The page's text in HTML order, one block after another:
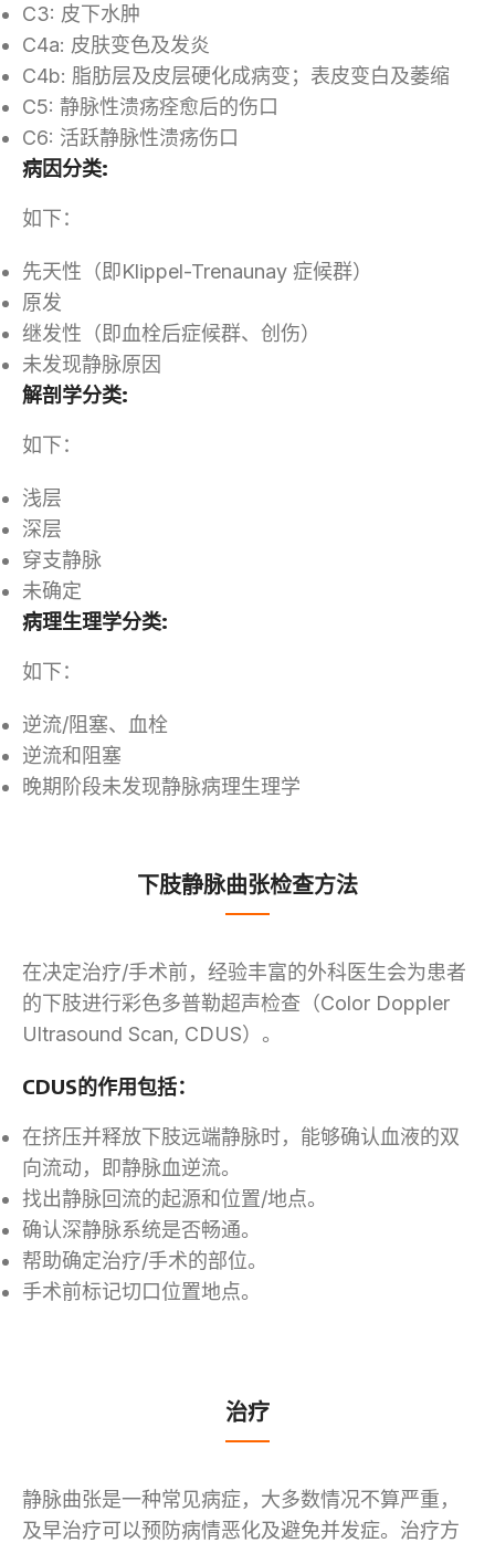
C3: 皮下水肿
C4a: 皮肤变色及发炎
C4b: 脂肪层及皮层硬化成病变；表皮变白及萎缩
C5: 静脉性溃疡痊愈后的伤口
C6: 活跃静脉性溃疡伤口
病因分类:
如下：
先天性（即Klippel-Trenaunay 症候群）
原发
继发性（即血栓后症候群、创伤）
未发现静脉原因
解剖学分类:
如下：
浅层
深层
穿支静脉
未确定
病理生理学分类:
如下：
逆流/阻塞、血栓
逆流和阻塞
晚期阶段未发现静脉病理生理学
下肢静脉曲张检查方法
在决定治疗/手术前，经验丰富的外科医生会为患者
的下肢进行彩色多普勒超声检查（Color Doppler
Ultrasound Scan, CDUS）。
CDUS的作用包括：
在挤压并释放下肢远端静脉时，能够确认血液的双
向流动，即静脉血逆流。
找出静脉回流的起源和位置/地点。
确认深静脉系统是否畅通。
帮助确定治疗/手术的部位。
手术前标记切口位置地点。
治疗
静脉曲张是一种常见病症，大多数情况不算严重，
及早治疗可以预防病情恶化及避免并发症。治疗方